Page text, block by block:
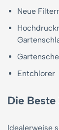
Neue
Entchlorer
Die Beste
Idealerweise